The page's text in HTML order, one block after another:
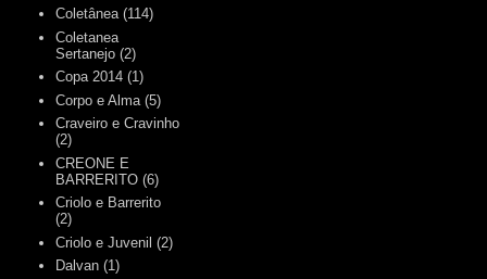
Coletânea (114)
Coletanea
Sertanejo (2)
Copa 2014 (1)
Corpo e Alma (5)
Craveiro e Cravinho
(2)
CREONE E
BARRERITO (6)
Criolo e Barrerito
(2)
Criolo e Juvenil (2)
Dalvan (1)